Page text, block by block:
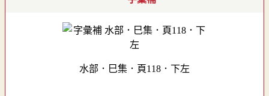
水部．巳集．頁118．下左